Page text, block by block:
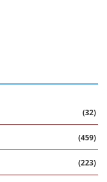
(32)
(459)
(223)